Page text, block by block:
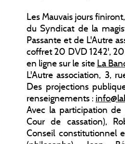
Les Mauvais jours
du Syndicat de la
Passante et de L'Autre
coffret 20 DVD 1242',
en ligne sur le site La
L'Autre association, 3,
Des projections
renseignements :
Avec la participation
Cour de cassation),
Conseil constitutionnel